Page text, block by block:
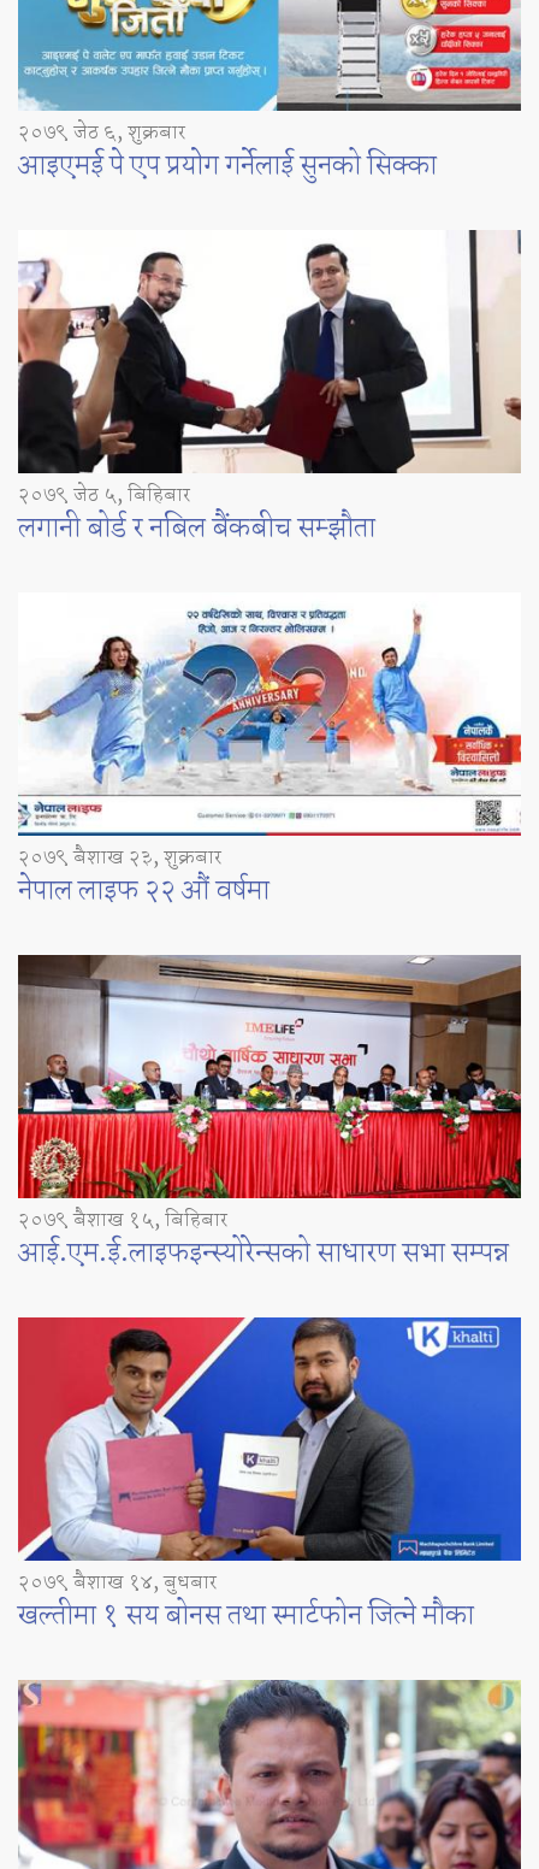
२०७९ जेठ ६, शुक्रबार
आइएमई पे एप प्रयाेग गर्नेलाई सुनको सिक्का
२०७९ जेठ ५, बिहिबार
लगानी बोर्ड र नबिल बैंकबीच सम्झौता
२०७९ बैशाख २३, शुक्रबार
नेपाल लाइफ २२ औं वर्षमा
२०७९ बैशाख १५, बिहिबार
आई.एम.ई.लाइफइन्स्योरेन्सको साधारण सभा सम्पन्न
२०७९ बैशाख १४, बुधबार
खल्तीमा १ सय बोनस तथा स्मार्टफोन जित्ने मौका